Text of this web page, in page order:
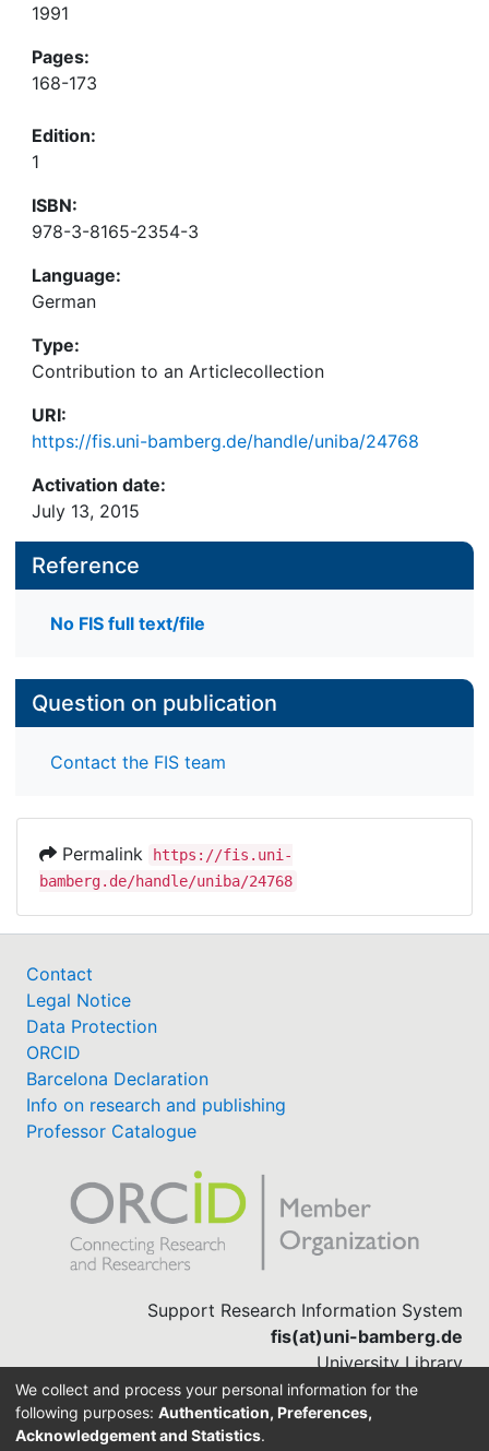
1991
Pages:
168-173
Edition:
1
ISBN:
978-3-8165-2354-3
Language:
German
Type:
Contribution to an Articlecollection
URI:
https://fis.uni-bamberg.de/handle/uniba/24768
Activation date:
July 13, 2015
Reference
No FIS full text/file
Question on publication
Contact the FIS team
Permalink
https://fis.uni-
bamberg.de/handle/uniba/24768
Contact
Legal Notice
Data Protection
ORCID
Barcelona Declaration
Info on research and publishing
Professor Catalogue
Support Research Information System
fis(at)uni-bamberg.de
University Library
(0951) 863-1568
We collect and process your personal information for the
following purposes: Authentication, Preferences,
Acknowledgement and Statistics.